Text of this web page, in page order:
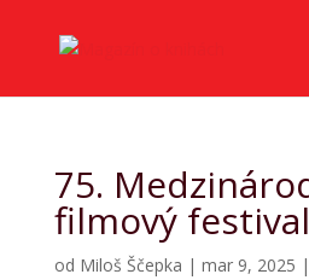
75.
filmový
od Miloš Ščepka | mar 9, 2025 |